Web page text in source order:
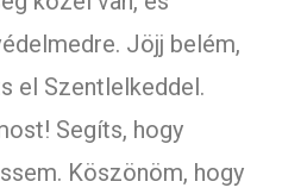
Jöjj belém,
el Szentlelkeddel.
Segíts, hogy
Köszönöm, hogy